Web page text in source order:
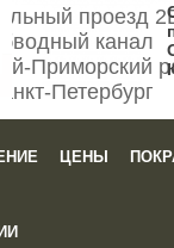
проезд
канал
Приморский
Петербург
ЦЕНЫ